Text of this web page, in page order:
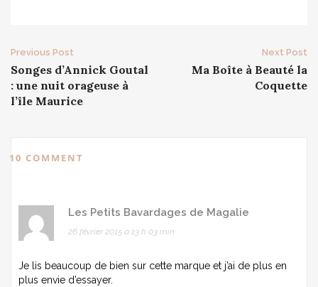
Post
navigation
Previous Post
Songes d’Annick Goutal
: une nuit orageuse à
l’île Maurice
Next Post
Ma Boîte à Beauté la
Coquette
10 COMMENT
Les Petits Bavardages de Magalie
26 février 2015 à 13 h 03 min
Je lis beaucoup de bien sur cette marque et j’ai de plus en
plus envie d’essayer.